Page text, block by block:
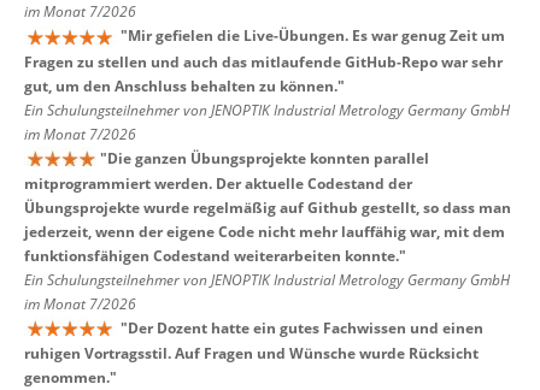
im Monat 7/2026
"Mir gefielen die Live-Übungen. Es war genug Zeit um
Fragen zu stellen und auch das mitlaufende GitHub-Repo war sehr
gut, um den Anschluss behalten zu können."
Ein Schulungsteilnehmer von JENOPTIK Industrial Metrology Germany GmbH
im Monat 7/2026
"Die ganzen Übungsprojekte konnten parallel
mitprogrammiert werden. Der aktuelle Codestand der
Übungsprojekte wurde regelmäßig auf Github gestellt, so dass man
jederzeit, wenn der eigene Code nicht mehr lauffähig war, mit dem
funktionsfähigen Codestand weiterarbeiten konnte."
Ein Schulungsteilnehmer von JENOPTIK Industrial Metrology Germany GmbH
im Monat 7/2026
"Der Dozent hatte ein gutes Fachwissen und einen
ruhigen Vortragsstil. Auf Fragen und Wünsche wurde Rücksicht
genommen."